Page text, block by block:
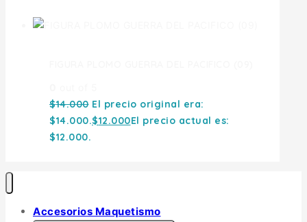
$14.000 El precio original era:
$14.000.$12.000El precio actual es:
$12.000.
Accesorios Maquetismo